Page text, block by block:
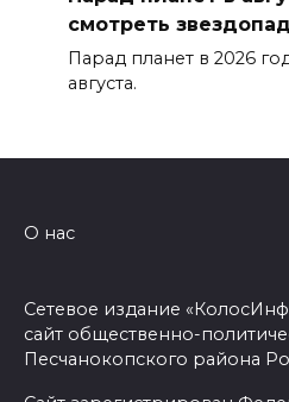
смотреть
Парад планет в 2026
августа.
О нас
Сетевое издание
сайт общественно-
Песчанокопского района